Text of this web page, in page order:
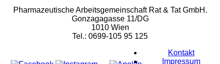
Pharmazeutische Arbeitsgemeinschaft Rat & Tat GmbH.
Gonzagagasse 11/DG
1010 Wien
Tel.: 0699-105 95 125
Kontakt
Impressum